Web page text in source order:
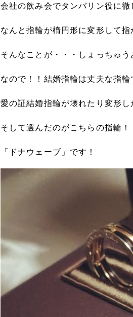
会社の飲み会でタンバリン役に
なんと指輪が楕円形に変形して指
そんなことが・・・しょっちゅ
なので！！結婚指輪は丈夫な指
愛の証結婚指輪が壊れたり変形し
そして選んだのがこちらの指輪！
「ドナウェーブ」です！